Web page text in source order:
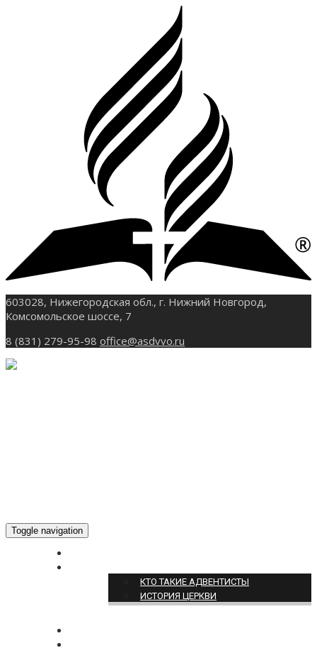
603028, Нижегородская обл., г. Нижний Новгород,
Комсомольское шоссе, 7
8 (831) 279-95-98 office@asdvvo.ru
Toggle navigation
КТО ТАКИЕ АДВЕНТИСТЫ
ИСТОРИЯ ЦЕРКВИ